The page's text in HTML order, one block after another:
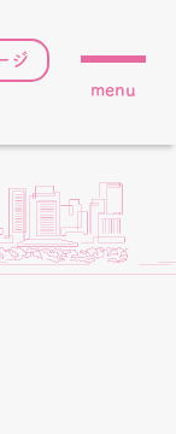
ジ
menu